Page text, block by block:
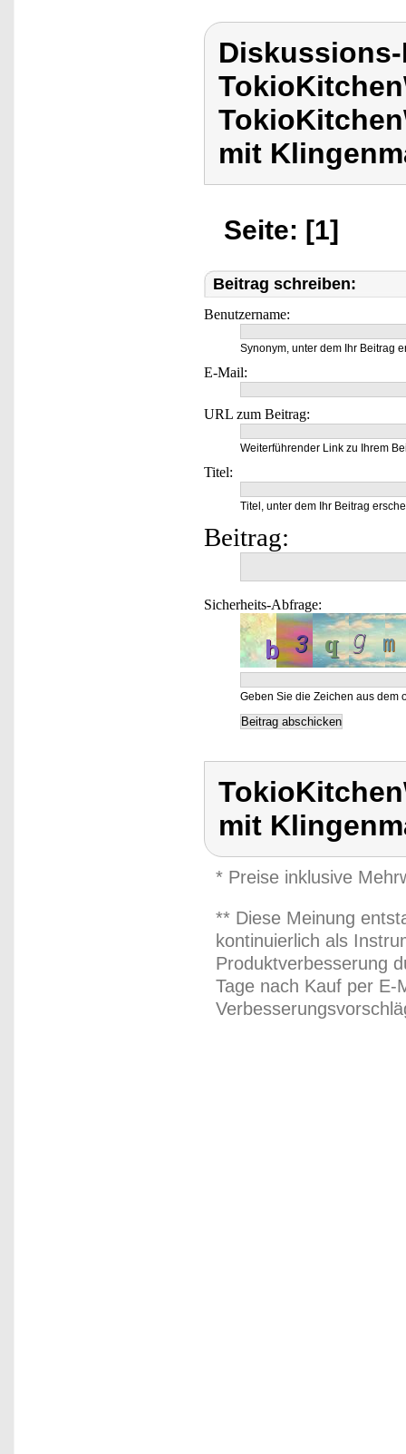
mit
Seite: [1]
Beitrag schreiben:
Benutzername:
Synonym, unter dem Ihr Beitrag
E-Mail:
URL zum Beitrag:
Weiterführender Link zu Ihrem
Titel:
Titel, unter dem Ihr Beitrag
Beitrag:
Sicherheits-Abfrage:
Geben Sie die Zeichen aus dem
mit
* Preise inklusive
** Diese Meinung
kontinuierlich als
Produktverbesserung
Tage nach Kauf per E-